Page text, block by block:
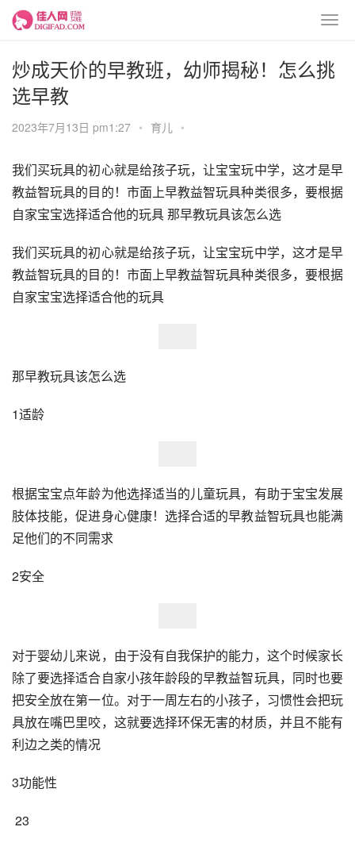
炒成天价的早教班，幼师揭秘！怎么挑
选早教
2023年7月13日 pm1:27 • 育儿 •
我们买玩具的初心就是给孩子玩，让宝宝玩中学，这才是早
教益智玩具的目的！市面上早教益智玩具种类很多，要根据
自家宝宝选择适合他的玩具 那早教玩具该怎么选
我们买玩具的初心就是给孩子玩，让宝宝玩中学，这才是早
教益智玩具的目的！市面上早教益智玩具种类很多，要根据
自家宝宝选择适合他的玩具
那早教玩具该怎么选
1适龄
根据宝宝点年龄为他选择适当的儿童玩具，有助于宝宝发展
肢体技能，促进身心健康！选择合适的早教益智玩具也能满
足他们的不同需求
2安全
对于婴幼儿来说，由于没有自我保护的能力，这个时候家长
除了要选择适合自家小孩年龄段的早教益智玩具，同时也要
把安全放在第一位。对于一周左右的小孩子，习惯性会把玩
具放在嘴巴里咬，这就要选择环保无害的材质，并且不能有
利边之类的情况
3功能性
23